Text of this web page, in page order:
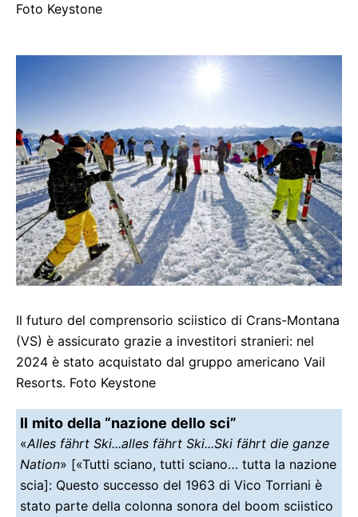
Foto Keystone
Il futuro del comprensorio sciistico di Crans-Montana
(VS) è assicurato grazie a investitori stranieri: nel
2024 è stato acquistato dal gruppo americano Vail
Resorts. Foto Keystone
Il mito della “nazione dello sci”
«Alles fährt Ski...alles fährt Ski...Ski fährt die ganze
Nation» [«Tutti sciano, tutti sciano… tutta la nazione
scia]: Questo successo del 1963 di Vico Torriani è
stato parte della colonna sonora del boom sciistico